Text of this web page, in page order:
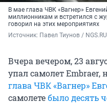
В мае глава ЧВК «Вагнер»
миллионникам и встретился с
говорил на этих мероприятиях
Источник: Павел Тиунов / NGS.RU
Вчера вечером, 23
упал самолет Embraer,
глава ЧВК «Вагнер»
самолетебыло десять